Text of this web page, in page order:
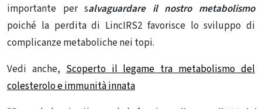
importante per salvaguardare il nostro metabolismo
poiché la perdita di LincIRS2 favorisce lo sviluppo di
complicanze metaboliche nei topi.
Vedi anche,Scoperto il legame tra metabolismo del
colesterolo e immunità innata